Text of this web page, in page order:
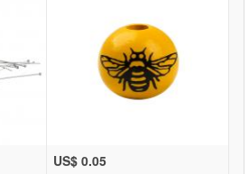
US$ 0.05